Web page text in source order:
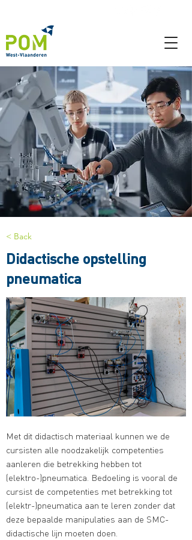
< Back
Didactische opstelling
pneumatica
Met dit didactisch materiaal kunnen we de
cursisten alle noodzakelijk competenties
aanleren die betrekking hebben tot
(elektro-)pneumatica. Bedoeling is vooral de
cursist de competenties met betrekking tot
(elektr-)pneumatica aan te leren zonder dat
deze bepaalde manipulaties aan de SMC-
didactische lijn moeten doen.